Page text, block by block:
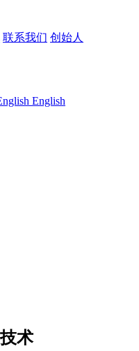
联系我们 创始人
English
术